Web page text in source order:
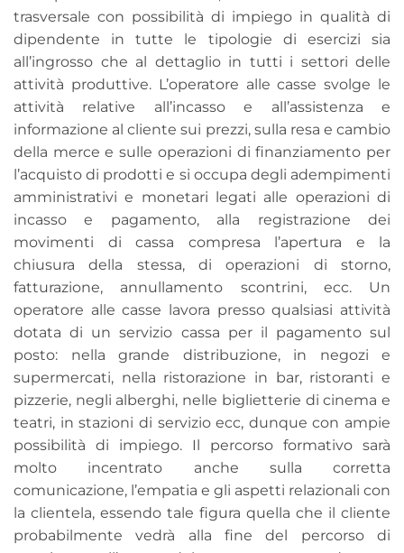
trasversale con possibilità di impiego in qualità di
dipendente in tutte le tipologie di esercizi sia
all’ingrosso che al dettaglio in tutti i settori delle
attività produttive. L’operatore alle casse svolge le
attività relative all’incasso e all’assistenza e
informazione al cliente sui prezzi, sulla resa e cambio
della merce e sulle operazioni di finanziamento per
l’acquisto di prodotti e si occupa degli adempimenti
amministrativi e monetari legati alle operazioni di
incasso e pagamento, alla registrazione dei
movimenti di cassa compresa l’apertura e la
chiusura della stessa, di operazioni di storno,
fatturazione, annullamento scontrini, ecc. Un
operatore alle casse lavora presso qualsiasi attività
dotata di un servizio cassa per il pagamento sul
posto: nella grande distribuzione, in negozi e
supermercati, nella ristorazione in bar, ristoranti e
pizzerie, negli alberghi, nelle biglietterie di cinema e
teatri, in stazioni di servizio ecc, dunque con ampie
possibilità di impiego. Il percorso formativo sarà
molto incentrato anche sulla corretta
comunicazione, l’empatia e gli aspetti relazionali con
la clientela, essendo tale figura quella che il cliente
probabilmente vedrà alla fine del percorso di